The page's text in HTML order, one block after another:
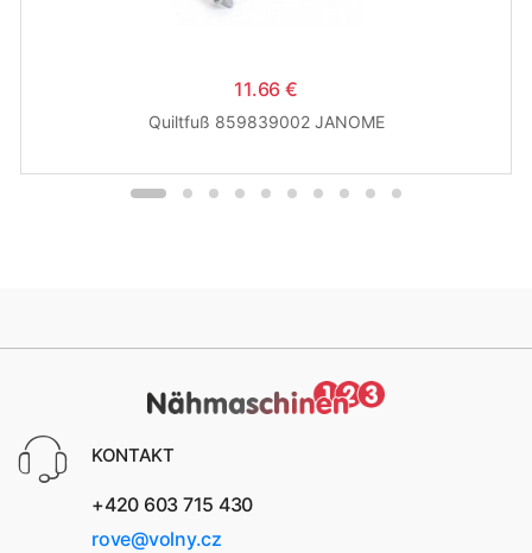
11.66 €
Quiltfuß 859839002 JANOME
KONTAKT
+420 603 715 430
rove@volny.cz